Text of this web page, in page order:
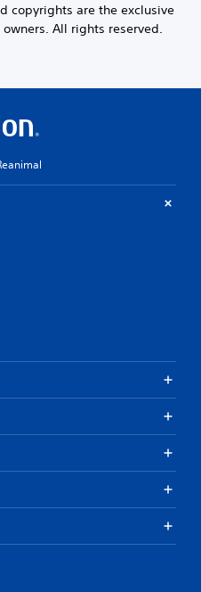
copyrights are the exclusive
All rights reserved.